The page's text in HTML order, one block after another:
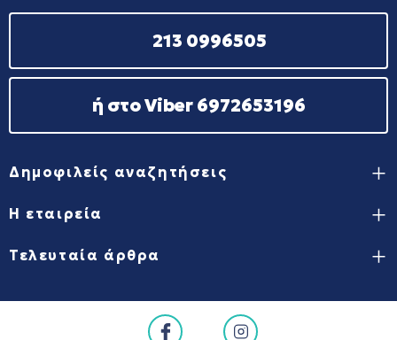
213 0996505
ή στο Viber 6972653196
Δημοφιλείς αναζητήσεις
Η εταιρεία
Τελευταία άρθρα